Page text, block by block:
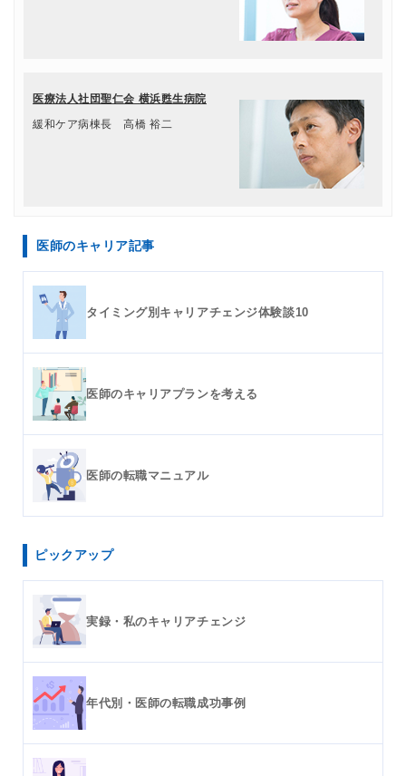
医療法人社団聖仁会 横浜甦生病院
緩和ケア病棟長 高橋 裕二
医師のキャリア記事
タイミング別キャリアチェンジ体験談10
医師のキャリアプランを考える
医師の転職マニュアル
ピックアップ
実録・私のキャリアチェンジ
年代別・医師の転職成功事例